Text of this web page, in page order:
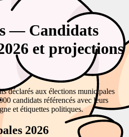
— Candidats
et projections
déclarés aux élections municipales
candidats référencés avec leurs
et étiquettes politiques.
2026